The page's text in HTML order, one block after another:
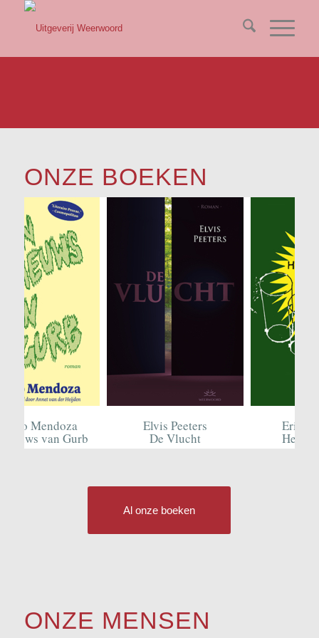
ONZE BOEKEN
Mendoza
van Gurb
Elvis Peeters
De Vlucht
Erik
Het
Al onze boeken
ONZE MENSEN